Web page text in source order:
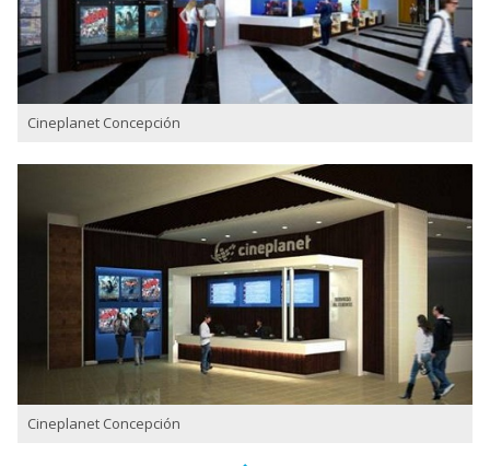
Cineplanet Concepción
Cineplanet Concepción